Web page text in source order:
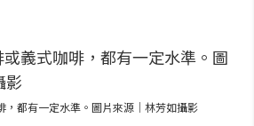
，都有一定水準。圖片來源｜林芳如攝影